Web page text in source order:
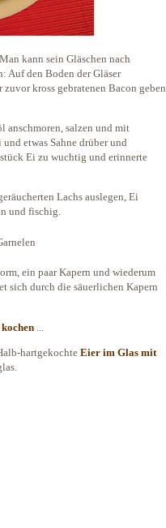
kann sein Gläschen nach
Auf den Boden der Gläser
kross gebratenen Bacon geben
salzen und mit
etwas Sahne drüber und
Ei zu wuchtig und erinnerte
Lachs auslegen, Ei
und fischig.
ein paar Kapern und wiederum
sich durch die säuerlichen Kapern
hartgekochte Eier im Glas mit